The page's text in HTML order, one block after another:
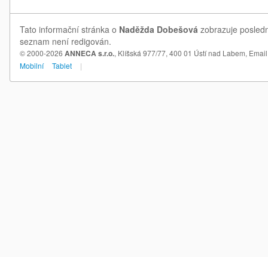
Tato informační stránka o Naděžda Dobešová zobrazuje
seznam není redigován.
© 2000-2026 ANNECA s.r.o., Klíšská 977/77, 400 01 Ústí nad Labem,
Mobilní
Tablet |